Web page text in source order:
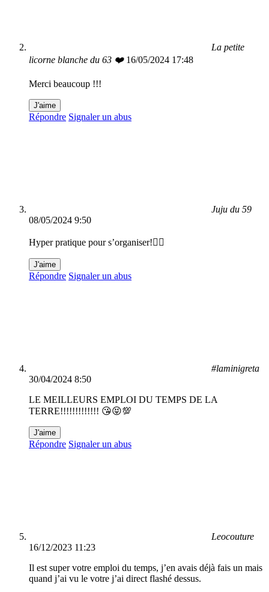
La petite
licorne blanche du 63 ❤️ 16/05/2024 17:48
Merci beaucoup !!!
J'aime
Répondre Signaler un abus
Juju du 59
08/05/2024 9:50
Hyper pratique pour s’organiser!👍🏻
J'aime
Répondre Signaler un abus
#laminigreta
30/04/2024 8:50
LE MEILLEURS EMPLOI DU TEMPS DE LA
TERRE!!!!!!!!!!!!! 😘😝💯
J'aime
Répondre Signaler un abus
Leocouture
16/12/2023 11:23
Il est super votre emploi du temps, j’en avais déjà fais un mais
quand j’ai vu le votre j’ai direct flashé dessus.